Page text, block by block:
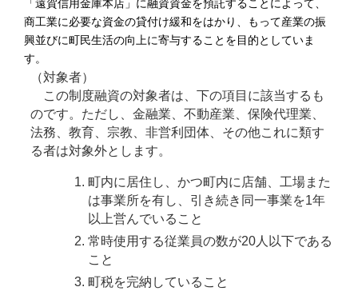
商工業に必要な資金の貸付け緩和をはかり、もって産業の振
興並びに町民生活の向上に寄与することを目的としていま
す。
（対象者）
この制度融資の対象者は、下の項目に該当するも
のです。ただし、金融業、不動産業、保険代理業、
法務、教育、宗教、非営利団体、その他これに類す
る者は対象外とします。
町内に居住し、かつ町内に店舗、工場また
は事業所を有し、引き続き同一事業を1年
以上営んでいること
常時使用する従業員の数が20人以下である
こと
町税を完納していること